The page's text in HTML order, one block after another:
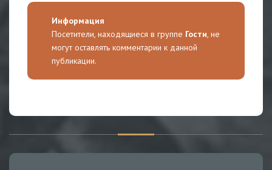
Информация
Посетители, находящиеся в группе Гости, не
могут оставлять комментарии к данной
публикации.